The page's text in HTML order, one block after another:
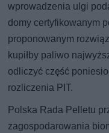
wprowadzenia ulgi
domy certyfikowanym
proponowanym
kupiłby paliwo
odliczyć część
rozliczenia PIT.
Polska Rada Pelletu
zagospodarowania